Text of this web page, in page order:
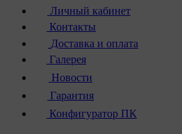
Личный кабинет
Контакты
Доставка и оплата
Галерея
Новости
Гарантия
Конфигуратор ПК